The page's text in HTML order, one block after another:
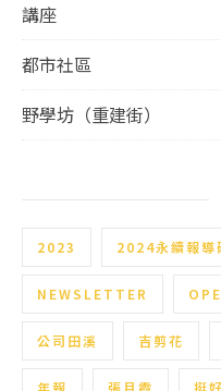
講座
都市社區
野學坊（重建街）
2023 2024永續報導
NEWSLETTER
公司田溪 吉剪花
年報 張月霞 挺